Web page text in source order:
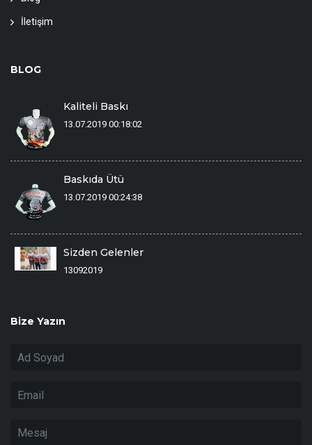
İletişim
BLOG
Kaliteli Baskı
13.07.2019 00:18:02
Baskıda Ütü
13.07.2019 00:24:38
Sizden Gelenler
13092019
Bize Yazın